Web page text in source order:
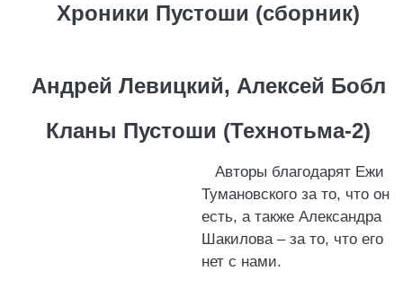
Хроники Пустоши (сборник)
Андрей Левицкий, Алексей Бобл
Кланы Пустоши (Технотьма-2)
Авторы благодарят Ежи
Тумановского за то, что он
есть, а также Александра
Шакилова – за то, что его
нет с нами.